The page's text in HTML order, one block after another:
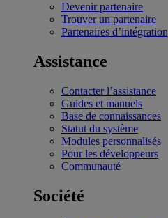
Devenir partenaire
Trouver un partenaire
Partenaires d’intégration
Assistance
Contacter l’assistance
Guides et manuels
Base de connaissances
Statut du système
Modules personnalisés
Pour les développeurs
Communauté
Société